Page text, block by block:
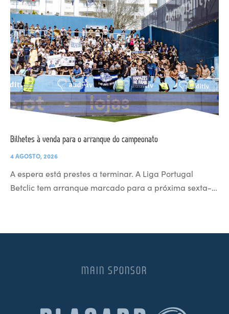
Bilhetes à venda para o arranque do campeonato
4 AGOSTO, 2026
A espera está prestes a terminar. A Liga Portugal
Betclic tem arranque marcado para a próxima sexta-…
MAIN SPONSOR